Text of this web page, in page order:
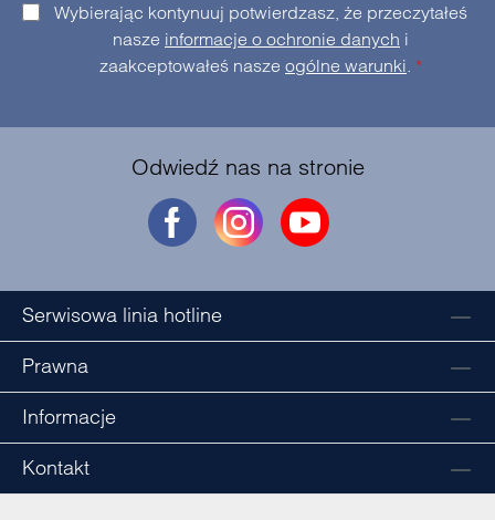
Wybierając kontynuuj potwierdzasz, że przeczytałeś
nasze informacje o ochronie danych i
zaakceptowałeś nasze ogólne warunki. *
Odwiedź nas na stronie
Serwisowa linia hotline
Prawna
Informacje
Kontakt